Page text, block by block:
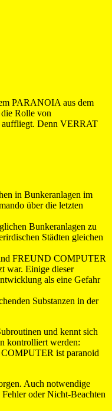
PARANOIA aus dem
Rolle von
auffliegt. Denn VERRAT
in Bunkeranlagen im
über die letzten
Bunkeranlagen zu
Städten gleichen
FREUND COMPUTER
war. Einige dieser
als eine Gefahr
Substanzen in der
und kennt sich
kontrolliert werden:
ist paranoid
Auch notwendige
oder Nicht-Beachten